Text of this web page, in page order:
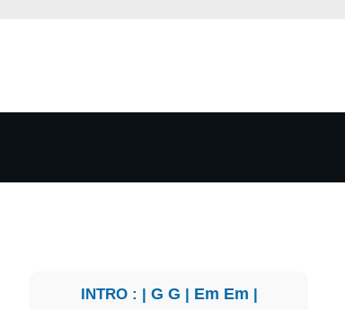
INTRO : | G G | Em Em |